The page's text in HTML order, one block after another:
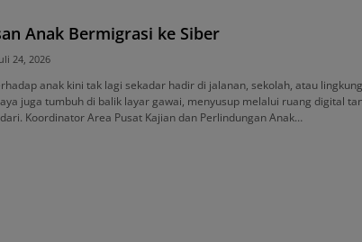
Anak Bermigrasi ke Siber
24, 2026
anak kini tak lagi sekadar hadir di jalanan, sekolah, atau
juga tumbuh di balik layar gawai, menyusup melalui ruang digital
Koordinator Area Pusat Kajian dan Perlindungan Anak…